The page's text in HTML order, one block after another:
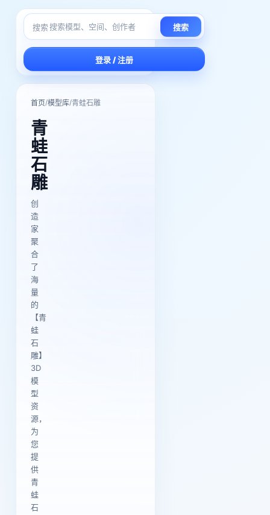
搜索 搜索
登录 / 注册
首页/模型库/青蛙石雕
青
蛙
石
雕
创
造
家
聚
合
了
海
量
的
【青
蛙
石
雕】
3D
模
型
资
源，
为
您
提
供
青
蛙
石